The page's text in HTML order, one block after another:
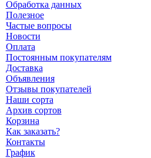
Обработка данных
Полезное
Частые вопросы
Новости
Оплата
Постоянным покупателям
Доставка
Объявления
Отзывы покупателей
Наши сорта
Архив сортов
Корзина
Как заказать?
Контакты
График